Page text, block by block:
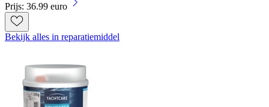
Prijs: 36.99 euro
Bekijk alles in reparatiemiddel